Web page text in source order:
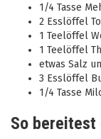
1/4 Tasse
2 Esslöffel
1 Teelöffel
1 Teelöffel
etwas Salz
3 Esslöffel
1/4 Tasse
So bereitest